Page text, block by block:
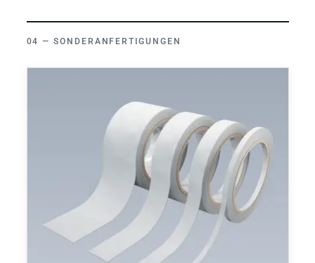
SONDERANFERTIGUNGEN